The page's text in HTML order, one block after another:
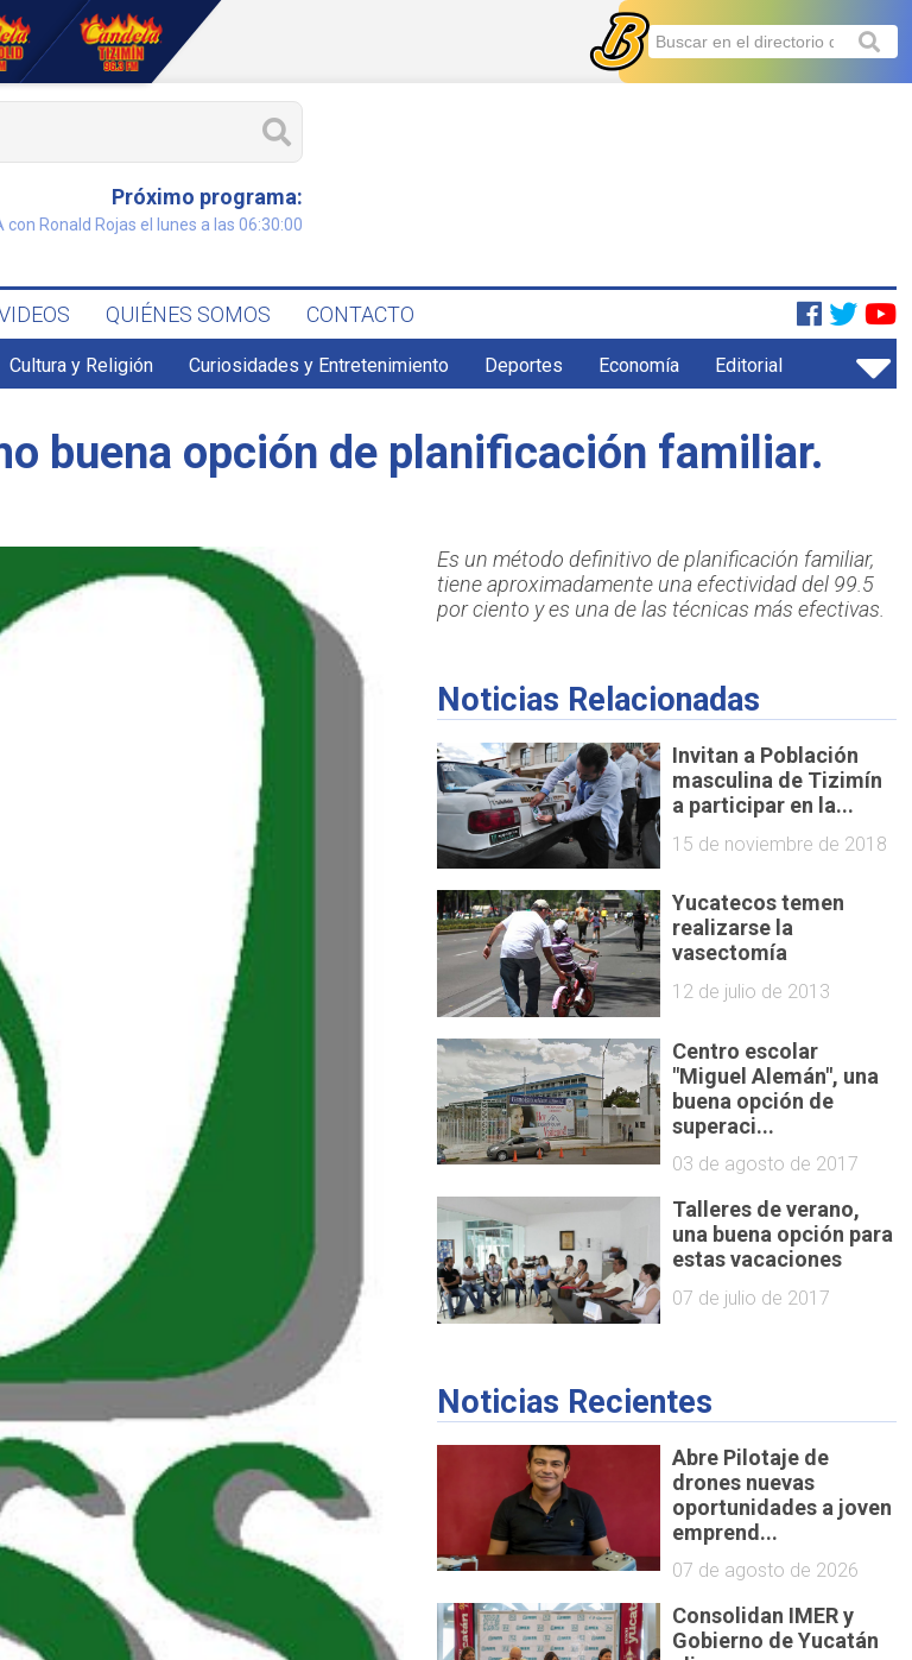
Próximo programa:
con Ronald Rojas el lunes a las 06:30:00
QUIÉNES SOMOS CONTACTO
Cultura y Religión Curiosidades y Entretenimiento Deportes Economía Editorial
buena opción de planificación familiar.
Es un método definitivo de planificación familiar,
tiene aproximadamente una efectividad del 99.5
por ciento y es una de las técnicas más efectivas.
Noticias Relacionadas
Invitan a Población
masculina de Tizimín
a participar en la...
15 de noviembre de 2018
Yucatecos temen
realizarse la
12 de julio de 2013
Centro escolar
"Miguel Alemán", una
buena opción de
superaci...
03 de agosto de 2017
Talleres de verano,
una buena opción para
estas vacaciones
07 de julio de 2017
Noticias Recientes
Abre Pilotaje de
drones nuevas
oportunidades a joven
emprend...
07 de agosto de 2026
Consolidan IMER y
Gobierno de Yucatán